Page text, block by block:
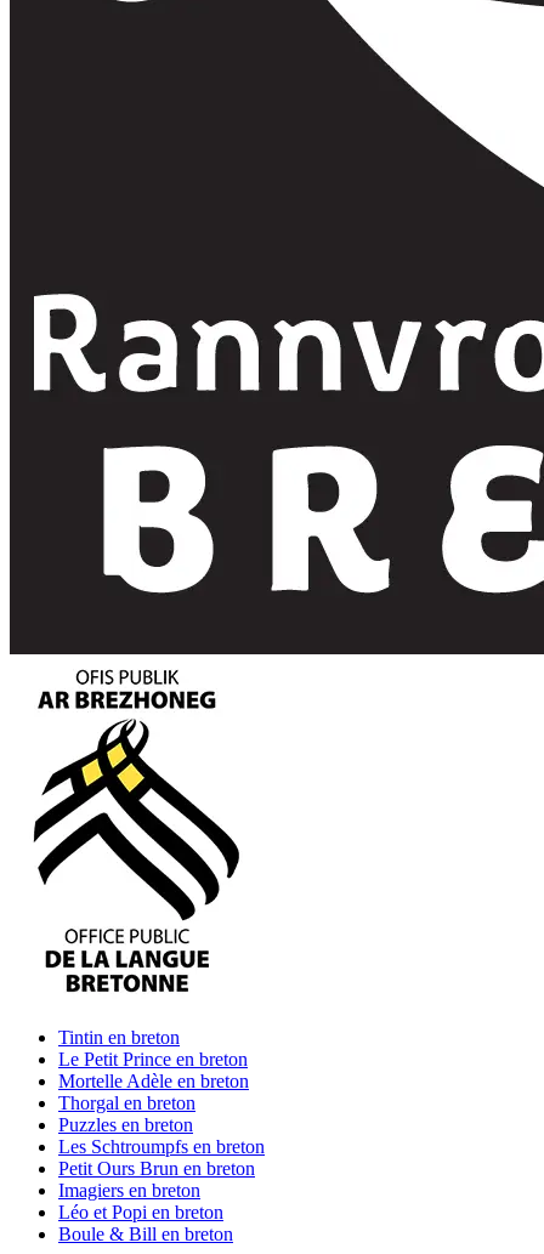
Tintin en breton
Le Petit Prince en breton
Mortelle Adèle en breton
Thorgal en breton
Puzzles en breton
Les Schtroumpfs en breton
Petit Ours Brun en breton
Imagiers en breton
Léo et Popi en breton
Boule & Bill en breton